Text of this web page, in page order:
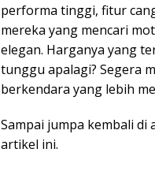
performa tinggi, fitur
mereka yang mencari
elegan. Harganya yang
tunggu apalagi? Segera
berkendara yang lebih
Sampai jumpa kembali di
artikel ini.